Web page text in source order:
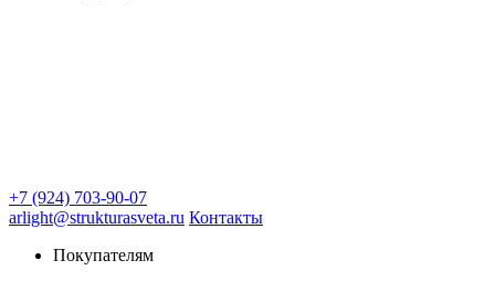
+7 (924) 703-90-07
arlight@strukturasveta.ru Контакты
Покупателям